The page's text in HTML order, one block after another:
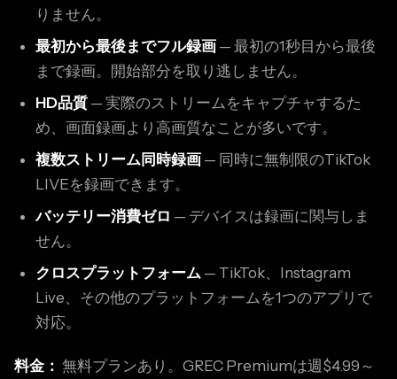
りません。
最初から最後までフル録画 — 最初の1秒目から最後
まで録画。開始部分を取り逃しません。
HD品質 — 実際のストリームをキャプチャするた
め、画面録画より高画質なことが多いです。
複数ストリーム同時録画 — 同時に無制限のTikTok
LIVEを録画できます。
バッテリー消費ゼロ — デバイスは録画に関与しま
せん。
クロスプラットフォーム — TikTok、Instagram
Live、その他のプラットフォームを1つのアプリで
対応。
料金： 無料プランあり。GREC Premiumは週$4.99～